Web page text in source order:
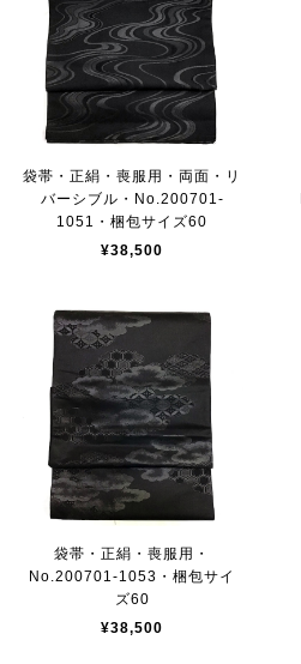
袋帯・正絹・喪服用・両面・リ
バーシブル・No.200701-
1051・梱包サイズ60
¥38,500
袋帯・正絹・喪服用・
No.200701-1053・梱包サイ
ズ60
¥38,500